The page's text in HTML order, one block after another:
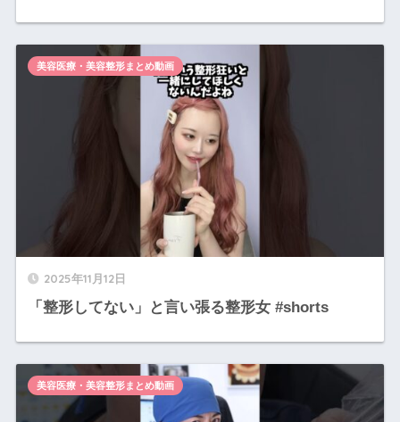
2025年11月12日
「整形してない」と言い張る整形女 #shorts
美容医療・美容整形まとめ動画
美容医療・美容整形まとめ動画